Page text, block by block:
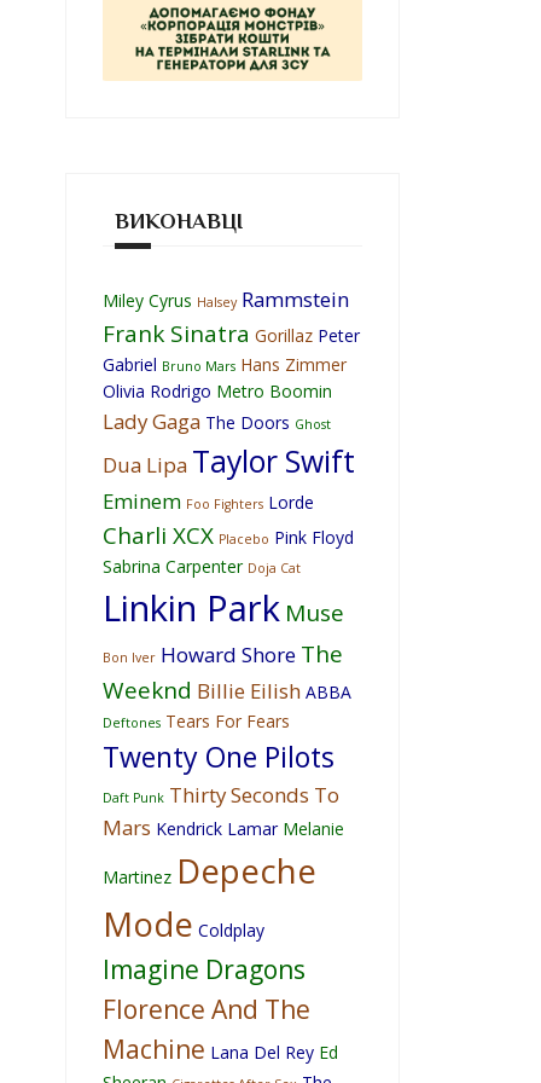
ВИКОНАВЦІ
Miley Cyrus Halsey Rammstein
Frank Sinatra Gorillaz Peter
Gabriel Bruno Mars Hans Zimmer
Olivia Rodrigo Metro Boomin
Lady Gaga The Doors Ghost
Dua Lipa Taylor Swift
Eminem Foo Fighters Lorde
Charli XCX Placebo Pink Floyd
Sabrina Carpenter Doja Cat
Linkin Park Muse
Bon Iver Howard Shore The
Weeknd Billie Eilish ABBA
Deftones Tears For Fears
Twenty One Pilots
Daft Punk Thirty Seconds To
Mars Kendrick Lamar Melanie
Martinez Depeche
Mode Coldplay
Imagine Dragons
Florence And The
Machine Lana Del Rey Ed